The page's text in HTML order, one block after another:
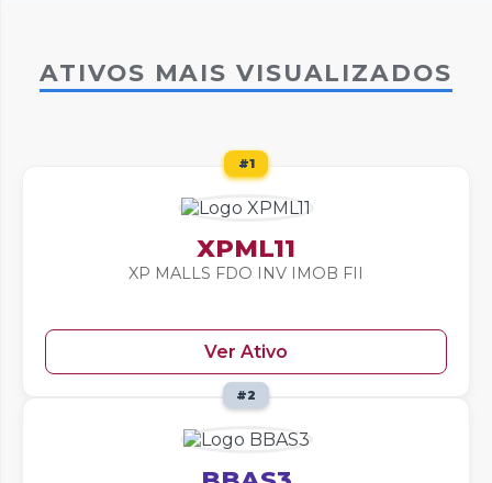
ATIVOS MAIS VISUALIZADOS
#1
XPML11
XP MALLS FDO INV IMOB FII
Ver Ativo
#2